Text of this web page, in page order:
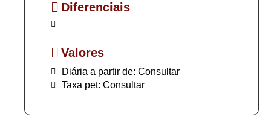
Diferenciais
Valores
Diária a partir de: Consultar
Taxa pet: Consultar